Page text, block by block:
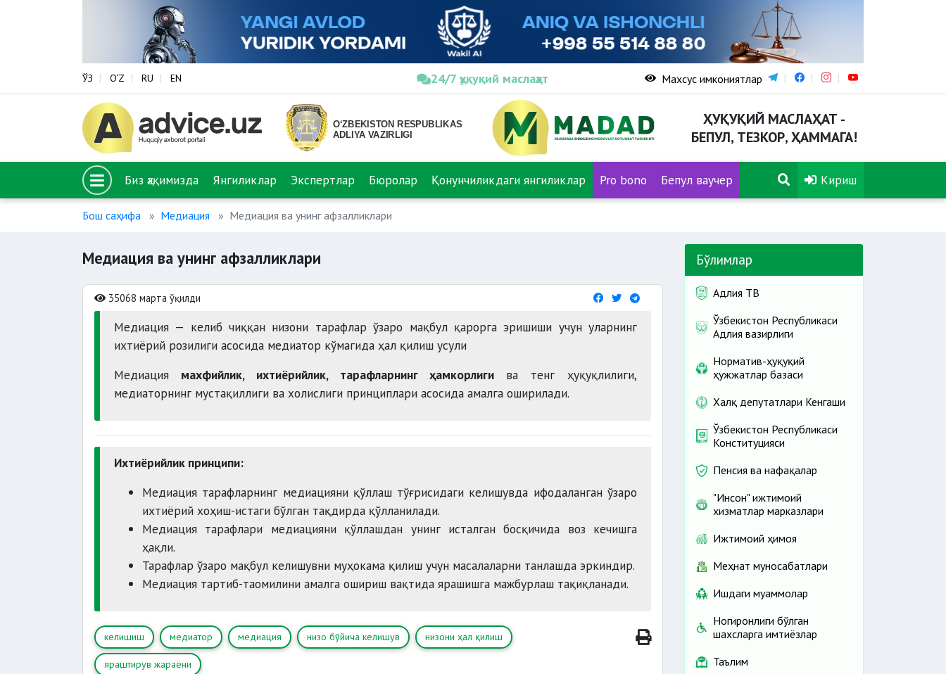
ЎЗ O‘Z RU EN 24/7 ҳуқуқий маслаҳат Махсус имкониятлар
ҲУҚУҚИЙ МАСЛАҲАТ -
БЕПУЛ, ТЕЗКОР, ҲАММАГА!
Биз ҳақимизда Янгиликлар Экспертлар Бюролар Қонунчиликдаги янгиликлар Pro bono Бепул ваучер Кириш
Бош саҳифа Медиация Медиация ва унинг афзалликлари
Медиация ва унинг афзалликлари
35068 марта ўқилди
Медиация — келиб чиққан низони тарафлар ўзаро мақбул қарорга эришиши учун уларнинг
ихтиёрий розилиги асосида медиатор кўмагида ҳал қилиш усули
Медиация махфийлик, ихтиёрийлик, тарафларнинг ҳамкорлиги ва тенг ҳуқуқлилиги,
медиаторнинг мустақиллиги ва холислиги принциплари асосида амалга оширилади.
Ихтиёрийлик принципи:
Медиация тарафларнинг медиацияни қўллаш тўғрисидаги келишувда ифодаланган ўзаро
ихтиёрий хоҳиш-истаги бўлган тақдирда қўлланилади.
Медиация тарафлари медиацияни қўллашдан унинг исталган босқичида воз кечишга
ҳақли.
Тарафлар ўзаро мақбул келишувни муҳокама қилиш учун масалаларни танлашда эркиндир.
Медиация тартиб-таомилини амалга ошириш вақтида ярашишга мажбурлаш тақиқланади.
келишиш медиатор медиация низо бўйича келишув низони ҳал қилиш
яраштирув жараёни
Бўлимлар
Адлия ТВ
Ўзбекистон Республикаси
Адлия вазирлиги
Норматив-ҳуқуқий
ҳужжатлар базаси
Халқ депутатлари Кенгаши
Ўзбекистон Республикаси
Конституцияси
Пенсия ва нафақалар
"Инсон" ижтимоий
хизматлар марказлари
Ижтимоий ҳимоя
Меҳнат муносабатлари
Ишдаги муаммолар
Ногиронлиги бўлган
шахсларга имтиёзлар
Таълим